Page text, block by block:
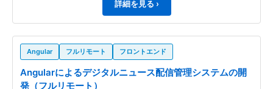
詳細を見る ›
Angular フルリモート フロントエンド
Angularによるデジタルニュース配信管理システムの開
発（フルリモート）